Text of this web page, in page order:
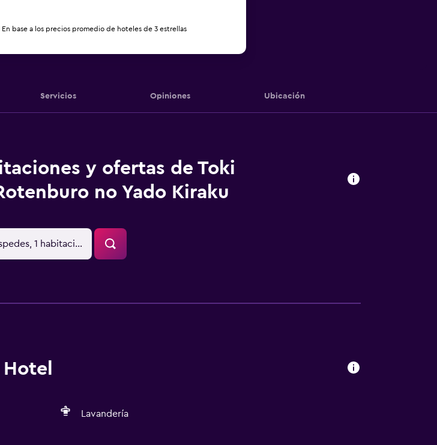
Servicios Opiniones Ubicación
y ofertas de Toki
no Yado Kiraku
1 habitación
Lavandería
En base a los precios promedio de hoteles de 3 estrellas